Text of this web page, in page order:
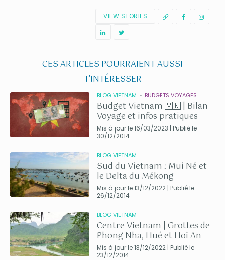
VIEW STORIES
CES ARTICLES POURRAIENT AUSSI
T'INTÉRESSER
BLOG VIETNAM BUDGETS VOYAGES
Budget Vietnam 🇻🇳 | Bilan
Voyage et infos pratiques
Mis à jour le 16/03/2023 | Publié le
30/12/2014
BLOG VIETNAM
Sud du Vietnam : Mui Né et
le Delta du Mékong
Mis à jour le 13/12/2022 | Publié le
26/12/2014
BLOG VIETNAM
Centre Vietnam | Grottes de
Phong Nha, Hué et Hoi An
Mis à jour le 13/12/2022 | Publié le
23/12/2014